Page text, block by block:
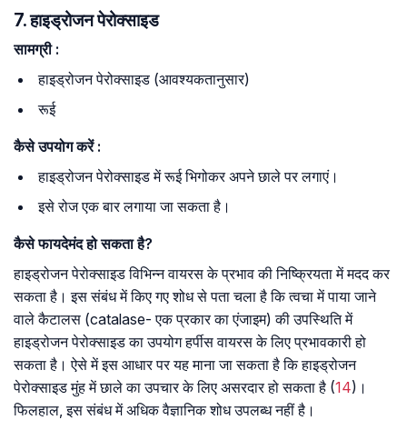
7. हाइड्रोजन पेरोक्साइड
सामग्री:
हाइड्रोजन पेरोक्साइड (आवश्यकतानुसार)
रूई
कैसे उपयोग करें:
हाइड्रोजन पेरोक्साइड में रूई भिगोकर अपने छाले पर लगाएं।
इसे रोज एक बार लगाया जा सकता है।
कैसे फायदेमंद हो सकता है?
हाइड्रोजन पेरोक्साइड विभिन्न वायरस के प्रभाव की निष्क्रियता में मदद कर
सकता है। इस संबंध में किए गए शोध से पता चला है कि त्वचा में पाया जाने
वाले कैटालस (catalase- एक प्रकार का एंजाइम) की उपस्थिति में
हाइड्रोजन पेरोक्साइड का उपयोग हर्पीस वायरस के लिए प्रभावकारी हो
सकता है। ऐसे में इस आधार पर यह माना जा सकता है कि हाइड्रोजन
पेरोक्साइड मुंह में छाले का उपचार के लिए असरदार हो सकता है (14)।
फिलहाल, इस संबंध में अधिक वैज्ञानिक शोध उपलब्ध नहीं है।